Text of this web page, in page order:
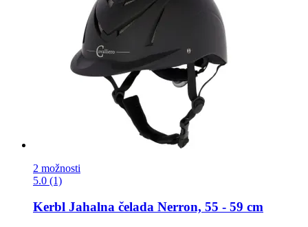
2 možnosti
5.0 (1)
Kerbl Jahalna čelada Nerron, 55 -​ 59 cm